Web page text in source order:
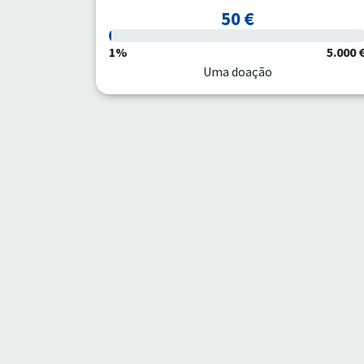
50 €
1%
5.000
Uma doação